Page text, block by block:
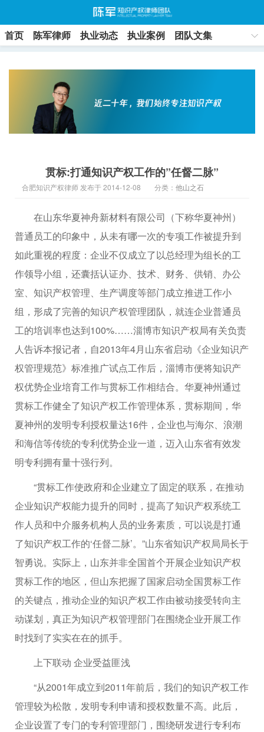
首页 陈军律师 执业动态 执业案例
团队文集
贯标:打通知识产权工作的”任督二脉”
合肥知识产权律师 发布于 2014-12-08 分类： 他山之石
在山东华夏神舟新材料有限公司（下称华夏神州）
普通员工的印象中，从未有哪一次的专项工作被提升到
如此重视的程度：企业不仅成立了以总经理为组长的工
作领导小组，还囊括认证办、技术、财务、供销、办公
室、知识产权管理、生产调度等部门成立推进工作小
组，形成了完善的知识产权管理团队，就连企业普通员
工的培训率也达到100%……淄博市知识产权局有关负责
人告诉本报记者，自2013年4月山东省启动《企业知识产
权管理规范》标准推广试点工作后，淄博市便将知识产
权优势企业培育工作与贯标工作相结合。华夏神州通过
贯标工作健全了知识产权工作管理体系，贯标期间，华
夏神州的发明专利授权量达16件，企业也与海尔、浪潮
和海信等传统的专利优势企业一道，迈入山东省有效发
明专利拥有量十强行列。
“贯标工作使政府和企业建立了固定的联系，在推动
企业知识产权能力提升的同时，提高了知识产权系统工
作人员和中介服务机构人员的业务素质，可以说是打通
了知识产权工作的‘任督二脉’。”山东省知识产权局局长于
智勇说。实际上，山东并非全国首个开展企业知识产权
贯标工作的地区，但山东把握了国家启动全国贯标工作
的关键点，推动企业的知识产权工作由被动接受转向主
动谋划，真正为知识产权管理部门在围绕企业开展工作
时找到了实实在在的抓手。
上下联动 企业受益匪浅
“从2001年成立到2011年前后，我们的知识产权工作
管理较为松散，发明专利申请和授权数量不高。此后，
企业设置了专门的专利管理部门，围绕研发进行专利布